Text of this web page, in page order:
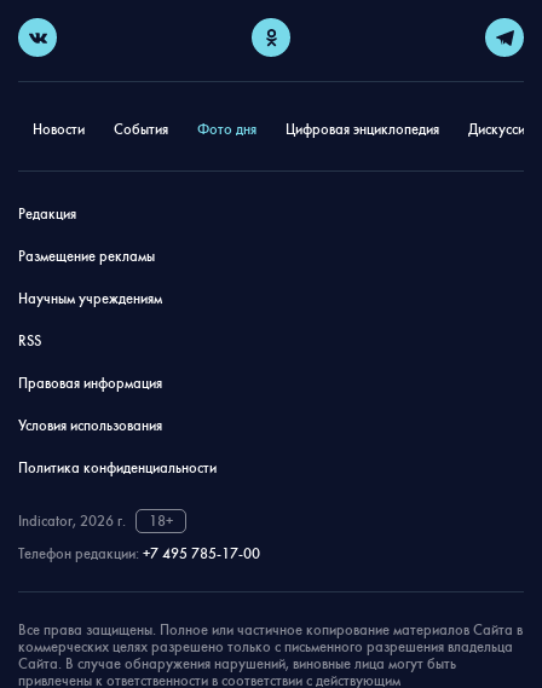
Новости События Фото дня Цифровая энциклопедия
Редакция
Размещение рекламы
Научным учреждениям
RSS
Правовая информация
Условия использования
Политика конфиденциальности
Indicator, 2026 г.
18+
Телефон редакции: +7 495 785-17-00
Все права защищены. Полное или частичное копирование материалов Сайта в
коммерческих целях разрешено только с письменного разрешения владельца
Сайта. В случае обнаружения нарушений, виновные лица могут быть
привлечены к ответственности в соответствии с действующим